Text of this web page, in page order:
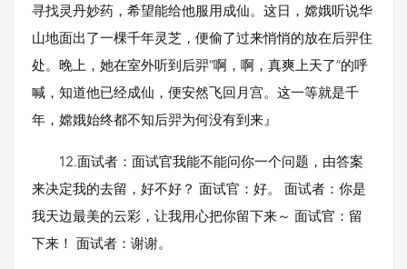
寻找灵丹妙药，希望能给他服用成仙。这日，嫦娥听说华
山地面出了一棵千年灵芝，便偷了过来悄悄的放在后羿住
处。晚上，她在室外听到后羿“啊，啊，真爽上天了”的呼
喊，知道他已经成仙，便安然飞回月宫。这一等就是千
年，嫦娥始终都不知后羿为何没有到来』
12.面试者：面试官我能不能问你一个问题，由答案
来决定我的去留，好不好？ 面试官：好。 面试者：你是
我天边最美的云彩，让我用心把你留下来～ 面试官：留
下来！ 面试者：谢谢。